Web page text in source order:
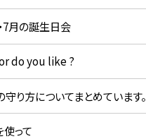
月の誕生日会
do you like ?
り方についてまとめています。
って